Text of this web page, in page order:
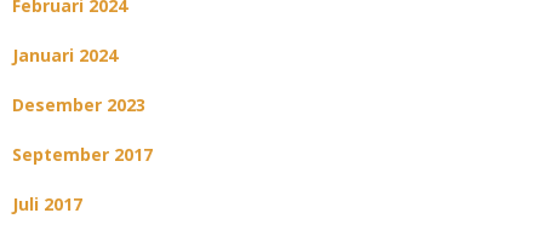
Februari 2024
Januari 2024
Desember 2023
September 2017
Juli 2017